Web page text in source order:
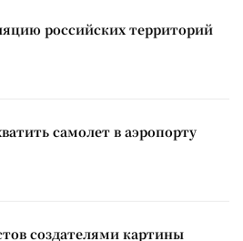
российских территорий
самолет в аэропорту
создателями картины